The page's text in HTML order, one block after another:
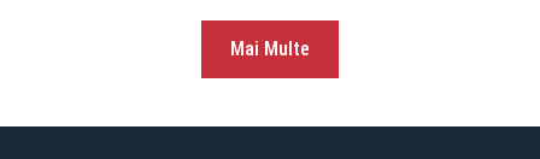
Mai Multe